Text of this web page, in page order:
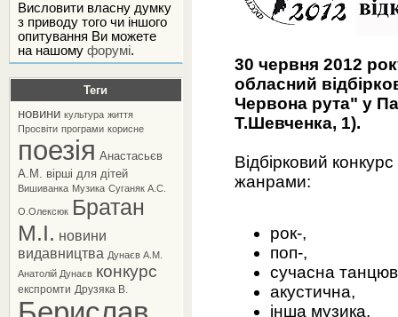
Висловити власну думку
з приводу того чи іншого
опитування Ви можете
на нашомуфорумі.
Теги
новини культура життя
Просвіти програми корисне
поезія Анастасьєв
А.М. вірші для дітей
Вишиванка Музика Суганяк А.С.
О.Олексюк Братан
М.І. новини
видавництва Дунаєв А.М.
Анатолій Дунаєв конкурс
експромти Друзяка В.
30 червня 2012
обласний
Червона рута" у
Т.Шевченка, 1).
Відбірковий
жанрами:
рок-,
поп-,
сучасна
акустична,
інша музика,